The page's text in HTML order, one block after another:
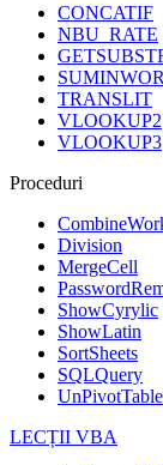
CONCATIF
NBU_RATE
TRANSLIT
VLOOKUP2
VLOOKUP3
Proceduri
Division
MergeCell
ShowCyrylic
ShowLatin
SortSheets
SQLQuery
UnPivotTable
LECȚII VBA